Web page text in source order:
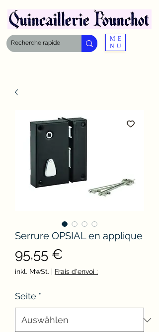
ME
NU
Serrure OPSIAL en applique
95,55 €
inkl. MwSt. | Frais d'envoi :
Seite *